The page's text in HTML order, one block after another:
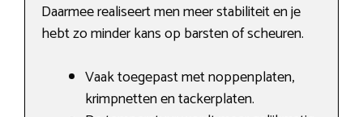
Daarmee realiseert men meer stabiliteit en je
hebt zo minder kans op barsten of scheuren.
Vaak toegepast met noppenplaten,
krimpnetten en tackerplaten.